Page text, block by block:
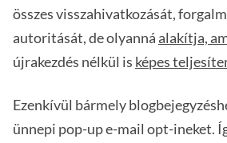
összes visszahivatkozását,
autoritását, de olyanná alakítja,
újrakezdés nélkül is képes
Ezenkívül bármely
ünnepi pop-up e-mail opt-ineket.